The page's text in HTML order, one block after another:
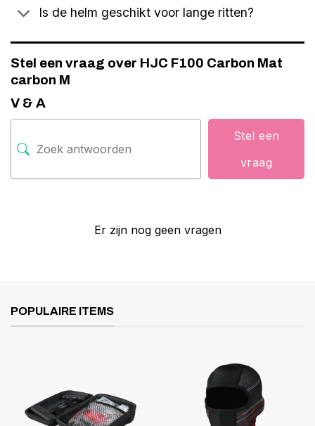
Is de helm geschikt voor lange ritten?
Stel een vraag over HJC F100 Carbon Mat
carbon M
V & A
Stel een
vraag
Er zijn nog geen vragen
POPULAIRE ITEMS